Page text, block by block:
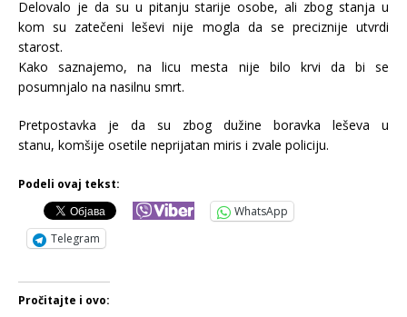
Delovalo je da su u pitanju starije osobe, ali zbog stanja u
kom su zatečeni leševi nije mogla da se preciznije utvrdi
starost.
Kako saznajemo, na licu mesta nije bilo krvi da bi se
posumnjalo na nasilnu smrt.
Pretpostavka je da su zbog dužine boravka leševa u
stanu, komšije osetile neprijatan miris i zvale policiju.
Podeli ovaj tekst:
WhatsApp
Telegram
Pročitajte i ovo: